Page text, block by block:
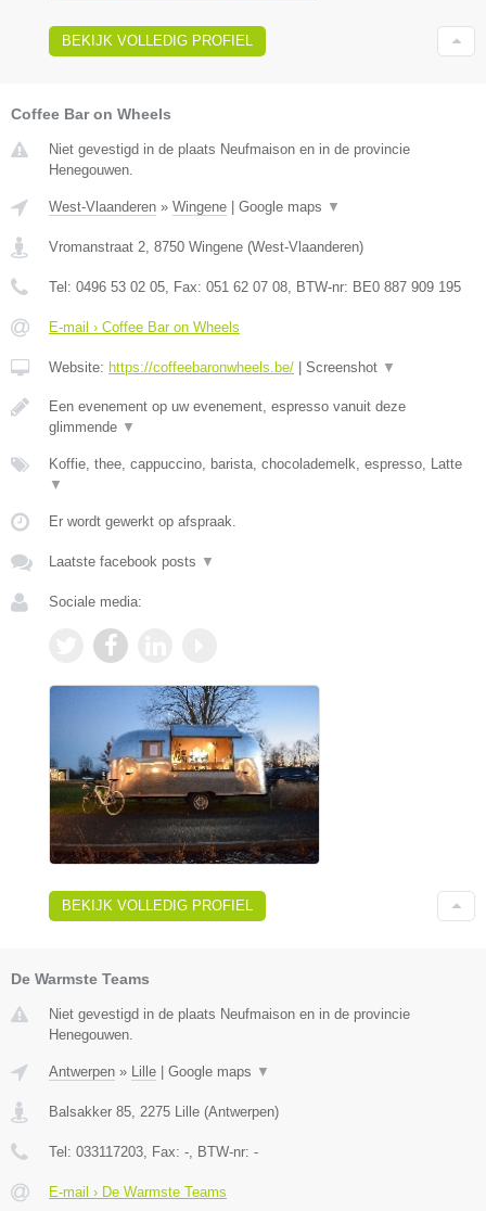
BEKIJK VOLLEDIG PROFIEL
Coffee Bar on Wheels
Niet gevestigd in de plaats Neufmaison en in de provincie
Henegouwen.
West-Vlaanderen » Wingene | Google maps ▼
Vromanstraat 2 8750 Wingene (West-Vlaanderen)
Tel: 0496 53 02 05 , Fax: 051 62 07 08 , BTW-nr: BE0 887 909 195
E-mail › Coffee Bar on Wheels
Website: https://coffeebaronwheels.be/ | Screenshot ▼
Een evenement op uw evenement, espresso vanuit deze
glimmende ▼
Koffie, thee, cappuccino, barista, chocolademelk, espresso, Latte
▼
Er wordt gewerkt op afspraak.
Laatste facebook posts ▼
Sociale media:
BEKIJK VOLLEDIG PROFIEL
De Warmste Teams
Niet gevestigd in de plaats Neufmaison en in de provincie
Henegouwen.
Antwerpen » Lille Google maps ▼
Balsakker 85, 2275 Lille (Antwerpen)
Tel: 033117203, Fax: -, BTW-nr: -
E-mail › De Warmste Teams